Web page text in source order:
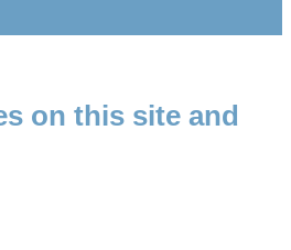
on this site and